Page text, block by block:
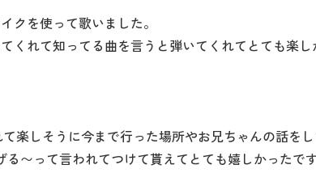
クを使って歌いました。
くれて知ってる曲を言うと弾いてくれてとても楽し
楽しそうに今まで行った場所やお兄ちゃんの話をし
〜って言われてつけて貰えてとても嬉しかったで